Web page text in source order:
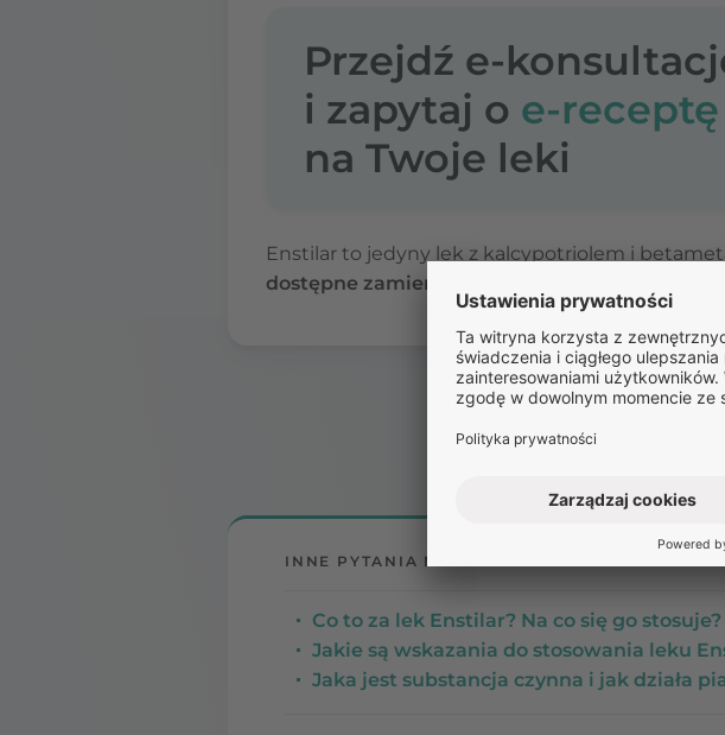
Przejdź e-
i zapytaj o e-receptę
na Twoje leki
Enstilar to jedyny lek z kalcypotriolem i
dostępne zamienniki.
INNE PYTANIA NA TEMAT LEKU
Co to za lek Enstilar? Na co się go stosuje?
Jakie są wskazania do stosowania leku
Jaka jest substancja czynna i jak działa